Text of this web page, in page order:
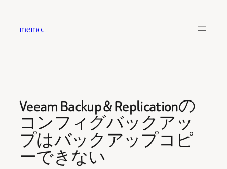
memo.
Veeam Backup & Replicationの
コンフィグバックアッ
プはバックアップコピ
ーできない